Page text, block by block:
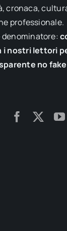
cronaca,
professionale.
denominatore:
i nostri lettori
no fake